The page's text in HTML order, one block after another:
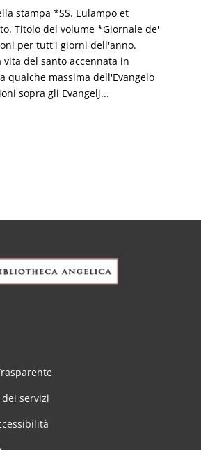
stampa *SS. Eulampo et
Titolo del volume *Giornale de'
per tutt'i giorni dell'anno.
vita del santo accennata in
qualche massima dell'Evangelo
sopra gli Evangelj...
servizi